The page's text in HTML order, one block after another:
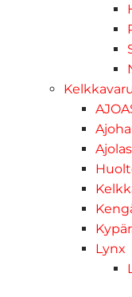
Lynx